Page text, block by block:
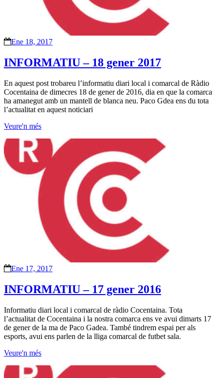
Ene 18, 2017
INFORMATIU – 18 gener 2017
En aquest post trobareu l’informatiu diari local i comarcal de Ràdio
Cocentaina de dimecres 18 de gener de 2016, dia en que la comarca
ha amanegut amb un mantell de blanca neu. Paco Gdea ens du tota
l’actualitat en aquest noticiari
Veure'n més
Ene 17, 2017
INFORMATIU – 17 gener 2016
Informatiu diari local i comarcal de ràdio Cocentaina. Tota
l’actualitat de Cocentaina i la nostra comarca ens ve avui dimarts 17
de gener de la ma de Paco Gadea. També tindrem espai per als
esports, avui ens parlen de la lliga comarcal de futbet sala.
Veure'n més